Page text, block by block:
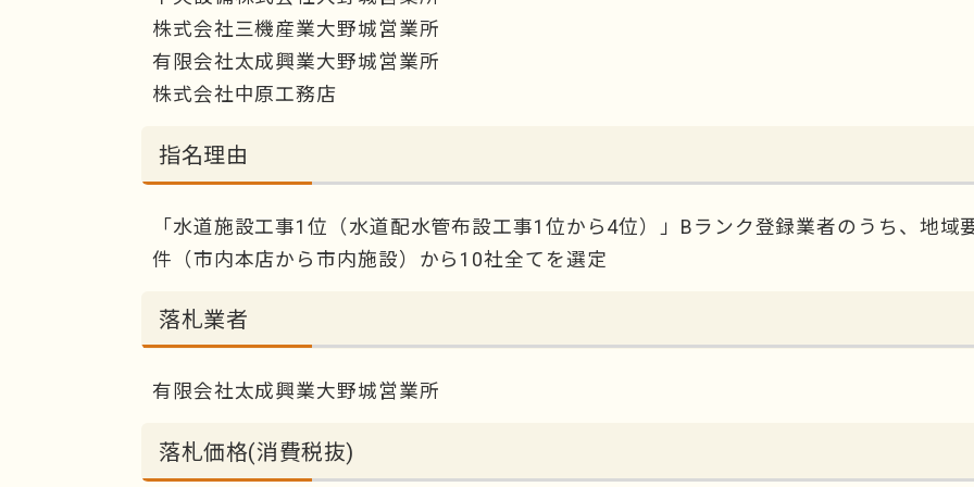
株式会社三機産業大野城営業所
有限会社太成興業大野城営業所
株式会社中原工務店
指名理由
「水道施設工事1位（水道配水管布設工事1位から4位）」Bランク登録業者のうち、地域
件（市内本店から市内施設）から10社全てを選定
落札業者
有限会社太成興業大野城営業所
落札価格(消費税抜)